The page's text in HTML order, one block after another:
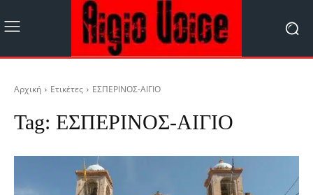
Αρχική Ετικέτες ΕΣΠΕΡΙΝΟΣ-ΑΙΓΙΟ
Tag: ΕΣΠΕΡΙΝΟΣ-ΑΙΓΙΟ